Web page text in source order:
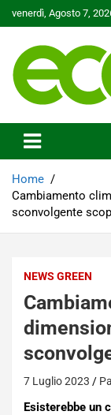
to
venerdì, Agosto 7,
Ecoo.it
Home
Cambiamento
sconvolgente
NEWS GREEN
7 Luglio 2023
Esisterebbe un